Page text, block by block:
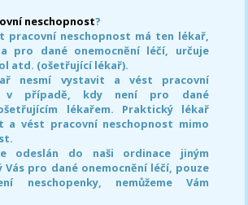
neschopnost?
pracovní neschopnost má ten lékař,
pro dané onemocnění léčí, určuje
atd. (ošetřující lékař).
nesmí vystavit a vést pracovní
v případě, kdy není pro dané
lékařem. Praktický lékař
a vést pracovní neschopnost mimo
odeslán do naši ordinace jiným
pro dané onemocnění léčí, pouze
neschopenky, nemůžeme Vám